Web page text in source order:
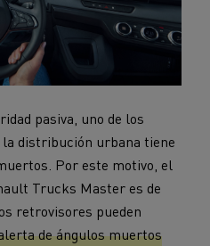
pasiva, uno de los
distribución urbana tiene
Por este motivo, el
Trucks Master es de
retrovisores pueden
de ángulos muertos